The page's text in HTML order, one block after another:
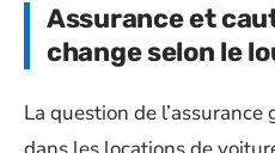
Assurance et
change selon le
La question de